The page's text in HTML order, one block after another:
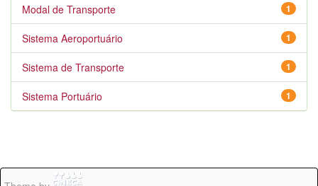
1
Modal de Transporte
1
Sistema Aeroportuário
1
Sistema de Transporte
1
Sistema Portuário